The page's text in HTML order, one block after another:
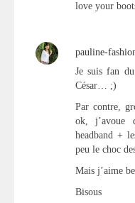
love your
pauline-
Je suis fan
César… ;)
Par contre,
ok, j’avoue
headband +
peu le choc
Mais j’aime
Bisous